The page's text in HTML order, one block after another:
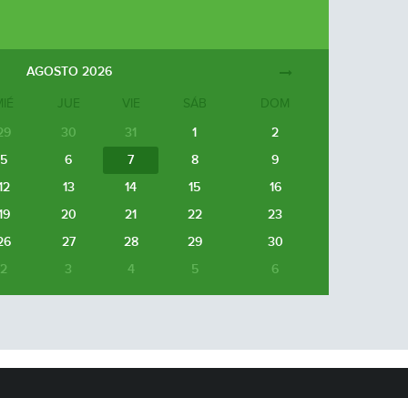
AGOSTO 2026
JUE VIE SÁB DOM
30 31 1
2
5
6 7 8
9
13 14 15
16
20 21 22
23
27 28 29
30
2
3 4 5 6